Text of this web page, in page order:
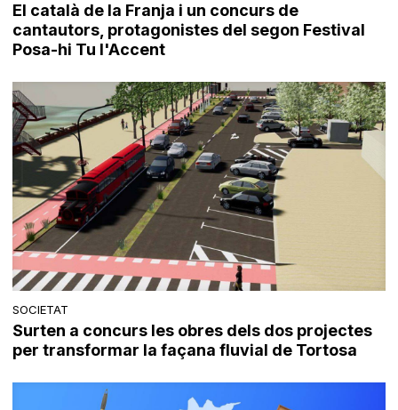
El català de la Franja i un concurs de
cantautors, protagonistes del segon Festival
Posa-hi Tu l'Accent
SOCIETAT
Surten a concurs les obres dels dos projectes
per transformar la façana fluvial de Tortosa